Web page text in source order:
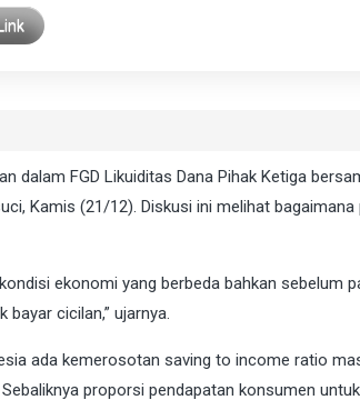
dalam FGD Likuiditas Dana Pihak Ketiga
Kamis (21/12). Diskusi ini melihat bagaimana
ekonomi yang berbeda bahkan sebelum
cicilan,” ujarnya.
ada kemerosotan saving to income ratio
proporsi pendapatan konsumen